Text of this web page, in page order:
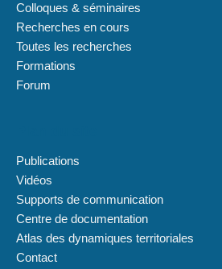
Colloques & séminaires
Recherches en cours
Toutes les recherches
Formations
Forum
Publications
Vidéos
Supports de communication
Centre de documentation
Atlas des dynamiques territoriales
Contact